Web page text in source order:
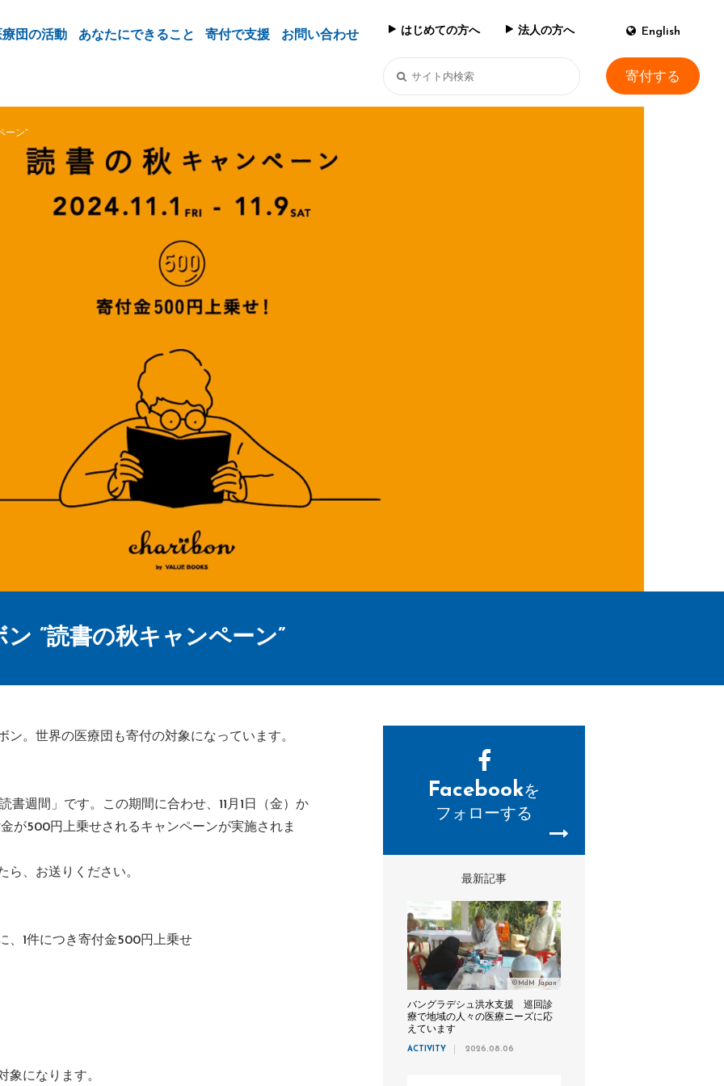
団の活動 あなたにできること 寄付で支援 お問い合わせ はじめての方へ 法人の方へ English
寄付する
ーン”
”読書の秋キャンペーン”
。世界の医療団も寄付の対象になっています。
書週間」です。この期間に合わせ、11月1日（金）か
が500円上乗せされるキャンペーンが実施されま
ら、お送りください。
、1件につき寄付金500円上乗せ
象になります。
Facebookを
フォローする
最新記事
©MdM Japan
バングラデシュ洪水支援 巡回診
療で地域の人々の医療ニーズに応
えています
ACTIVITY 2026.08.06